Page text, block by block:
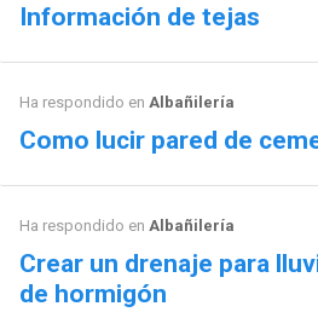
Información de tejas
Ha respondido en Albañilería
Como lucir pared de
Ha respondido en Albañilería
Crear un drenaje para
de hormigón